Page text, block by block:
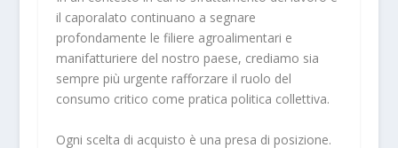
il caporalato continuano a segnare
profondamente le filiere agroalimentari e
manifatturiere del nostro paese, crediamo sia
sempre più urgente rafforzare il ruolo del
consumo critico come pratica politica collettiva.
Ogni scelta di acquisto è una presa di posizione.